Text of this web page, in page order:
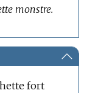
monstre.
fort